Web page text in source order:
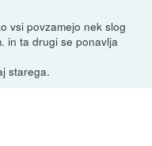
vsi povzamejo nek slog
in ta drugi se ponavlja
starega.